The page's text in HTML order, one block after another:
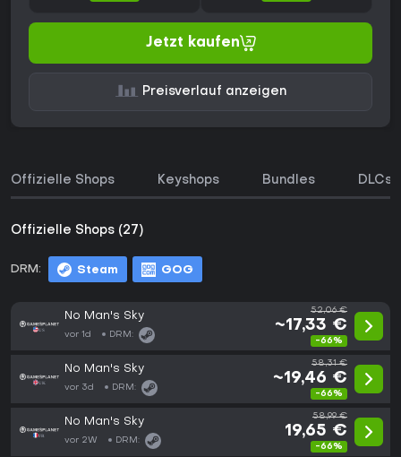
Jetzt kaufen
Preisverlauf anzeigen
Offizielle Shops Keyshops Bundles DLCs
Offizielle Shops (27)
DRM: Steam GOG
No Man's Sky
vor 1d DRM:
52,06 €
~17,33 €
-66%
No Man's Sky
vor 3d DRM:
58,31 €
~19,46 €
-66%
No Man's Sky
vor 2W DRM:
58,99 €
19,65 €
-66%